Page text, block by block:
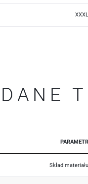
XXXL
DANE
PARAMETR
Skład materiału
Dzięki reklamowym plikom cookies
Więcej